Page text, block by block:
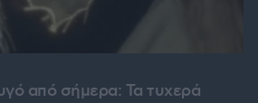
από σήμερα: Τα τυχερά